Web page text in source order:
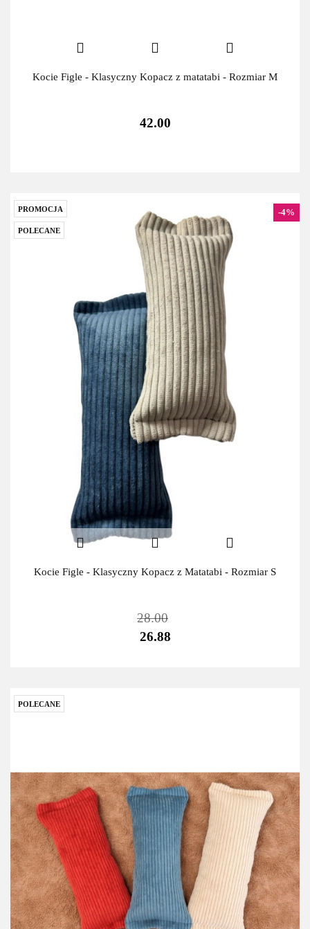
Kocie Figle - Klasyczny Kopacz z matatabi - Rozmiar M
42.00
PROMOCJA
POLECANE
Kocie Figle - Klasyczny Kopacz z Matatabi - Rozmiar S
28.00
-4%
26.88
POLECANE